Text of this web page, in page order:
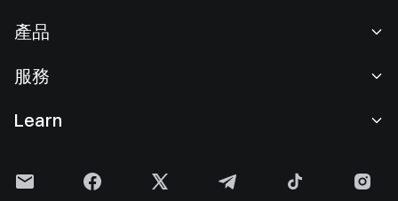
新聞中心
產品
現貨交易
理財中心
服務
Learn
Gate 快訊